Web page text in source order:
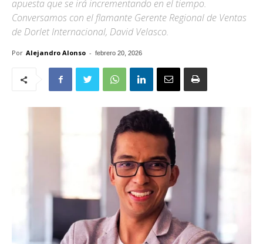
apuesta que se irá incrementando en el tiempo.
Conversamos con el flamante Gerente Regional de Ventas
de Dorlet Internacional, David Velasco.
Por Alejandro Alonso - febrero 20, 2026